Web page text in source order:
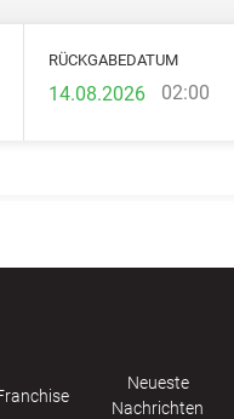
RÜCKGABEDATUM
02:00
Neueste
Nachrichten